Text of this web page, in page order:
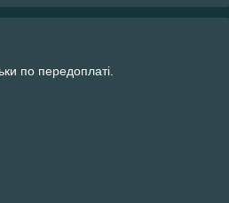
по передоплаті.